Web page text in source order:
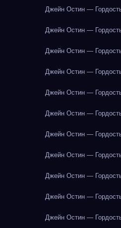
Джейн Остин —
Джейн Остин —
Джейн Остин —
Джейн Остин —
Джейн Остин —
Джейн Остин —
Джейн Остин —
Джейн Остин —
Джейн Остин —
Джейн Остин —
Джейн Остин —